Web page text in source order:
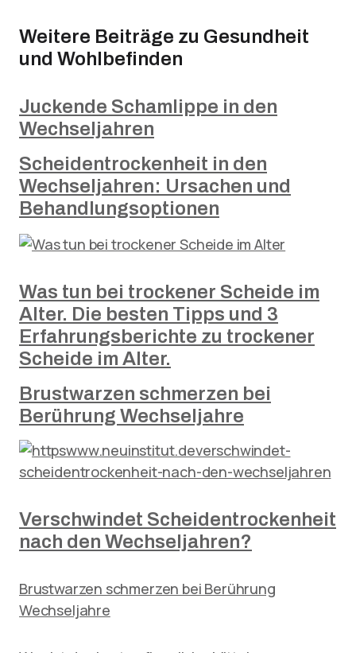
Weitere Beiträge zu Gesundheit
und Wohlbefinden
Juckende Schamlippe in den
Wechseljahren
Scheidentrockenheit in den
Wechseljahren: Ursachen und
Behandlungsoptionen
Was tun bei trockener Scheide im
Alter. Die besten Tipps und 3
Erfahrungsberichte zu trockener
Scheide im Alter.
Brustwarzen schmerzen bei
Berührung Wechseljahre
Verschwindet Scheidentrockenheit
nach den Wechseljahren?
Brustwarzen schmerzen bei Berührung
Wechseljahre